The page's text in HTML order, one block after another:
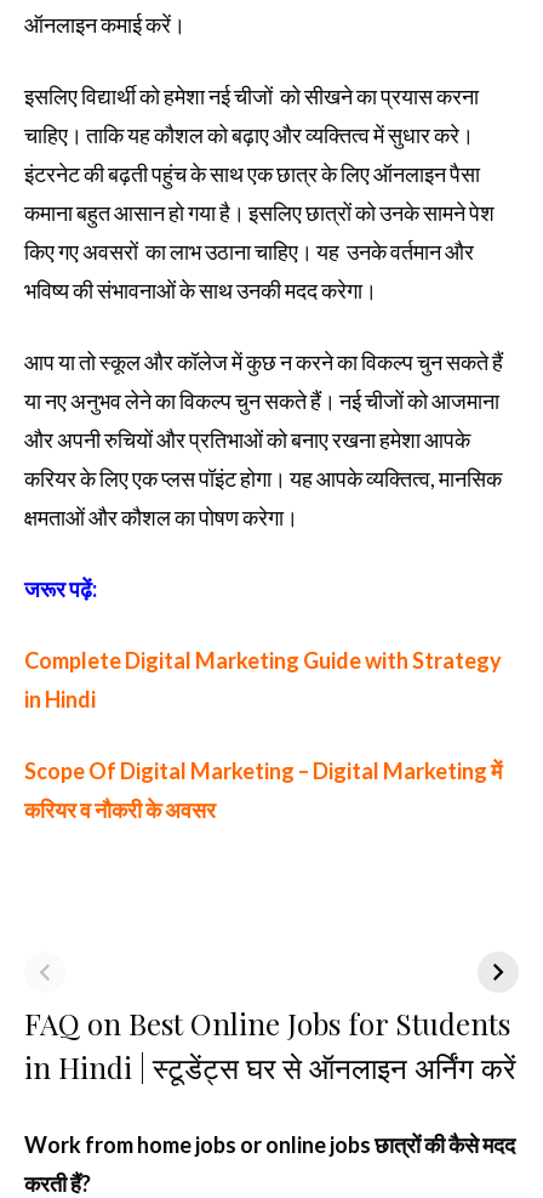
ऑनलाइन कमाई करें।
इसलिए विद्यार्थी को हमेशा नई चीजों को सीखने का प्रयास करना
चाहिए। ताकि यह कौशल को बढ़ाए और व्यक्तित्व में सुधार करे।
इंटरनेट की बढ़ती पहुंच के साथ एक छात्र के लिए ऑनलाइन पैसा
कमाना बहुत आसान हो गया है। इसलिए छात्रों को उनके सामने पेश
किए गए अवसरों का लाभ उठाना चाहिए। यह उनके वर्तमान और
भविष्य की संभावनाओं के साथ उनकी मदद करेगा।
आप या तो स्कूल और कॉलेज में कुछ न करने का विकल्प चुन सकते हैं
या नए अनुभव लेने का विकल्प चुन सकते हैं। नई चीजों को आजमाना
और अपनी रुचियों और प्रतिभाओं को बनाए रखना हमेशा आपके
करियर के लिए एक प्लस पॉइंट होगा। यह आपके व्यक्तित्व, मानसिक
क्षमताओं और कौशल का पोषण करेगा।
जरूर पढ़ें:
Complete Digital Marketing Guide with Strategy
in Hindi
Scope Of Digital Marketing – Digital Marketing में
करियर व नौकरी के अवसर
FAQ on Best Online Jobs for Students
in Hindi | स्टूडेंट्स घर से ऑनलाइन अर्निंग करें
Work from home jobs or online jobs छात्रों की कैसे मदद
करती हैं?